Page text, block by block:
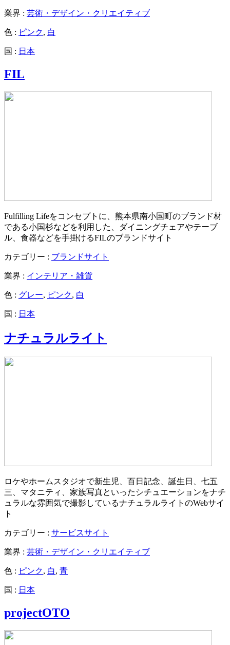
業界 : 芸術・デザイン・クリエイティブ
色 : ピンク, 白
国 : 日本
FIL
Fulfilling Lifeをコンセプトに、熊本県南小国町のブランド材
である小国杉などを利用した、ダイニングチェアやテーブ
ル、食器などを手掛けるFILのブランドサイト
カテゴリー : ブランドサイト
業界 : インテリア・雑貨
色 : グレー, ピンク, 白
国 : 日本
ナチュラルライト
ロケやホームスタジオで新生児、百日記念、誕生日、七五
三、マタニティ、家族写真といったシチュエーションをナチ
ュラルな雰囲気で撮影しているナチュラルライトのWebサイ
ト
カテゴリー : サービスサイト
業界 : 芸術・デザイン・クリエイティブ
色 : ピンク, 白, 青
国 : 日本
projectOTO